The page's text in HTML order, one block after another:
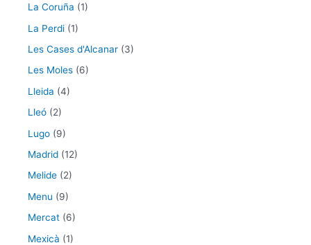
La Coruña (1)
La Perdi (1)
Les Cases d'Alcanar (3)
Les Moles (6)
Lleida (4)
Lleó (2)
Lugo (9)
Madrid (12)
Melide (2)
Menu (9)
Mercat (6)
Mexicà (1)